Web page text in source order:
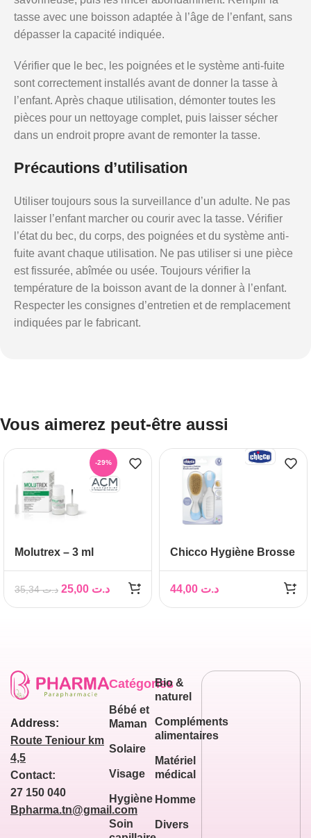
tasse avec une boisson adaptée à l’âge de l’enfant, sans
dépasser la capacité indiquée.
Vérifier que le bec, les poignées et le système anti-fuite
sont correctement installés avant de donner la tasse à
l’enfant. Après chaque utilisation, démonter toutes les
pièces pour un nettoyage complet, puis laisser sécher
dans un endroit propre avant de remonter la tasse.
Précautions d’utilisation
Utiliser toujours sous la surveillance d’un adulte. Ne pas
laisser l’enfant marcher ou courir avec la tasse. Vérifier
l’état du bec, du corps, des poignées et du système anti-
fuite avant chaque utilisation. Ne pas utiliser si une pièce
est fissurée, abîmée ou usée. Toujours vérifier la
température de la boisson avant de la donner à l’enfant.
Respecter les consignes d’entretien et de remplacement
indiquées par le fabricant.
Vous aimerez peut-être aussi
-29%
Molutrex – 3 ml
د.ت35,34 د.ت
Chicco Hygiène Brosse
د.ت
Address:
Route Teniour km
4,5
Contact:
27 150 040
Bpharma.tn@gmail.com
Catégories
Bébé et
Maman
Solaire
Visage
Hygiène
Soin
Bio &
naturel
Compléments
alimentaires
Matériel
médical
Homme
Divers